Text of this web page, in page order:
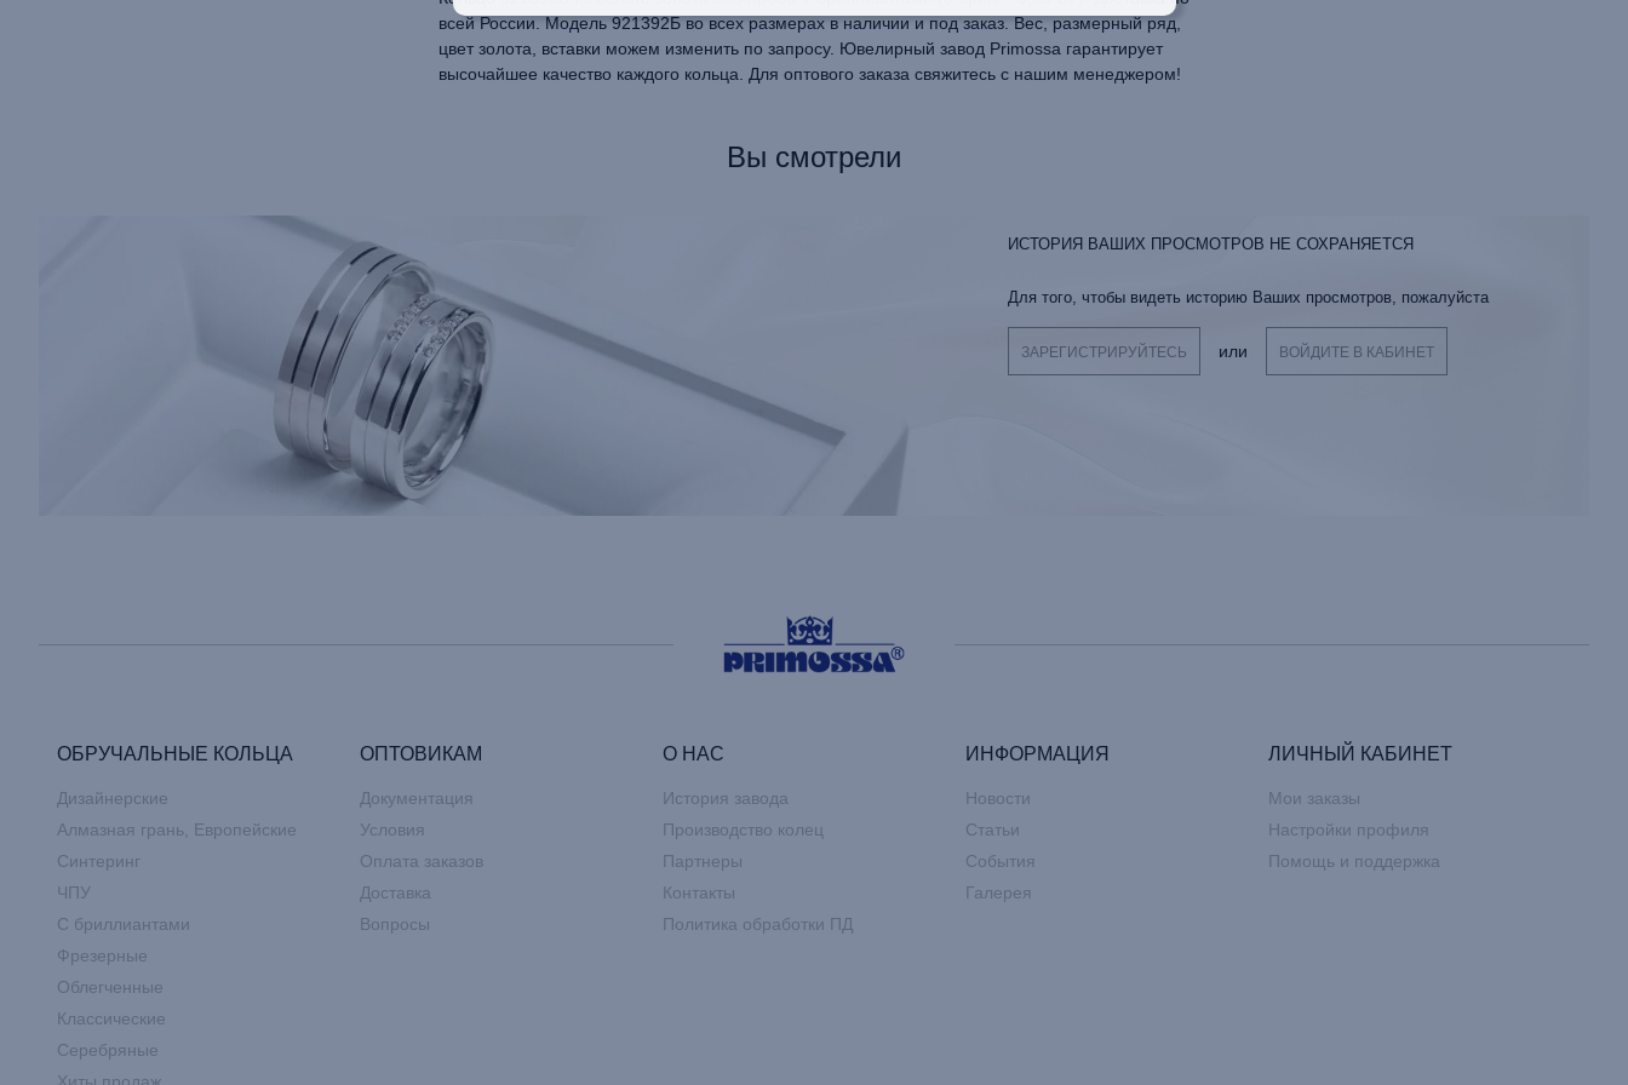
всей России. Модель 921392Б во всех размерах в наличии и под заказ. Вес, размерный ряд,
цвет золота, вставки можем изменить по запросу. Ювелирный завод Primossa гарантирует
высочайшее качество каждого кольца. Для оптового заказа свяжитесь с нашим менеджером!
Вы смотрели
ИСТОРИЯ ВАШИХ ПРОСМОТРОВ НЕ СОХРАНЯЕТСЯ
Для того, чтобы видеть историю Ваших просмотров, пожалуйста
ЗАРЕГИСТРИРУЙТЕСЬ или ВОЙДИТЕ В КАБИНЕТ
ОБРУЧАЛЬНЫЕ КОЛЬЦА
Дизайнерские
Алмазная грань, Европейские
Синтеринг
ЧПУ
С бриллиантами
Фрезерные
Облегченные
Классические
Серебряные
ОПТОВИКАМ
Документация
Условия
Оплата заказов
Доставка
Вопросы
О НАС
История завода
Производство колец
Партнеры
Контакты
Политика обработки ПД
ИНФОРМАЦИЯ
Новости
Статьи
События
Галерея
ЛИЧНЫЙ КАБИНЕТ
Мои заказы
Настройки профиля
Помощь и поддержка